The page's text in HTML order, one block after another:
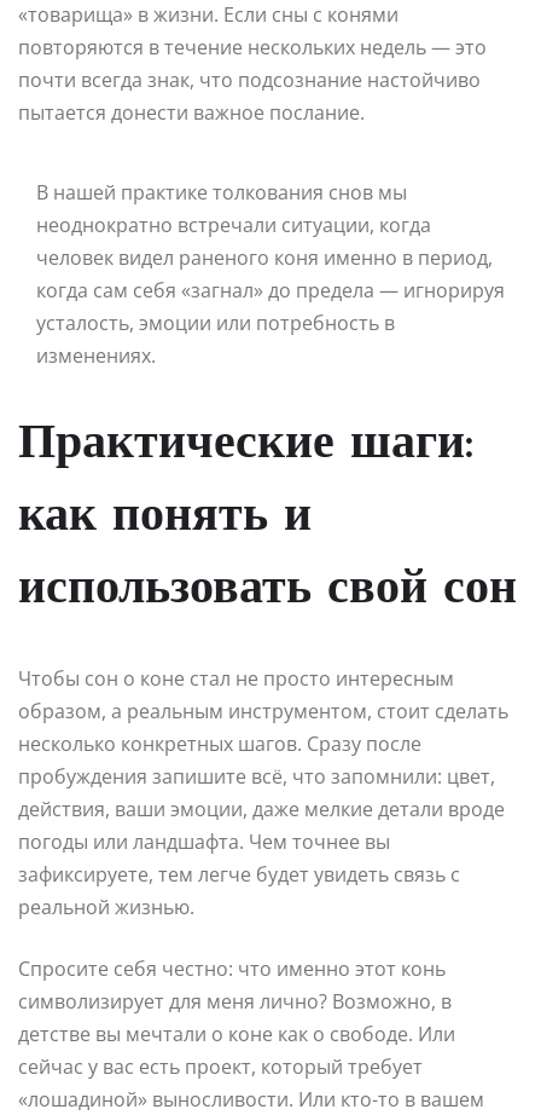
«товарища» в жизни. Если сны с конями
повторяются в течение нескольких недель — это
почти всегда знак, что подсознание настойчиво
пытается донести важное послание.
В нашей практике толкования снов мы
неоднократно встречали ситуации, когда
человек видел раненого коня именно в период,
когда сам себя «загнал» до предела — игнорируя
усталость, эмоции или потребность в
изменениях.
Практические шаги:
как понять и
использовать свой сон
Чтобы сон о коне стал не просто интересным
образом, а реальным инструментом, стоит сделать
несколько конкретных шагов. Сразу после
пробуждения запишите всё, что запомнили: цвет,
действия, ваши эмоции, даже мелкие детали вроде
погоды или ландшафта. Чем точнее вы
зафиксируете, тем легче будет увидеть связь с
реальной жизнью.
Спросите себя честно: что именно этот конь
символизирует для меня лично? Возможно, в
детстве вы мечтали о коне как о свободе. Или
сейчас у вас есть проект, который требует
«лошадиной» выносливости. Или кто-то в вашем